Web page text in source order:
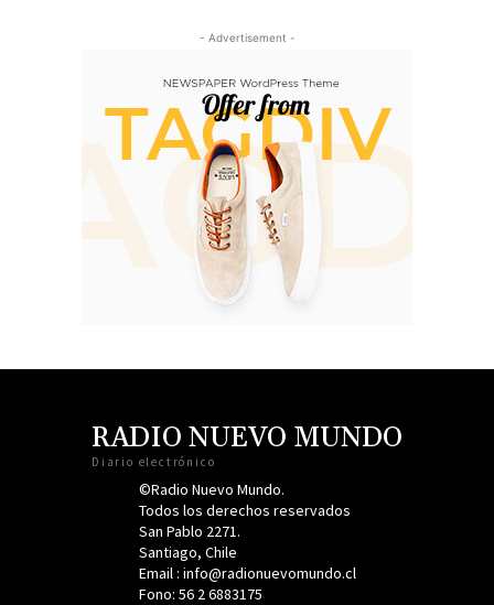
- Advertisement -
RADIO NUEVO MUNDO
Diario electrónico
©Radio Nuevo Mundo.
Todos los derechos reservados
San Pablo 2271.
Santiago, Chile
Email : info@radionuevomundo.cl
Fono: 56 2 6883175